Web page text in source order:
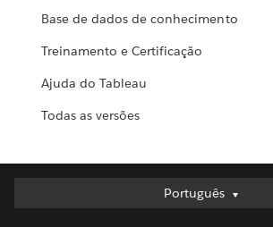
Base de dados de conhecimento
Treinamento e Certificação
Ajuda do Tableau
Todas as versões
Português
Português